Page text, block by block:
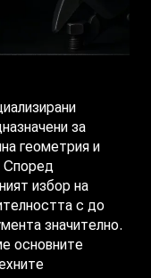
за
геометрия и
Според
избор на
с до
значително.
основните